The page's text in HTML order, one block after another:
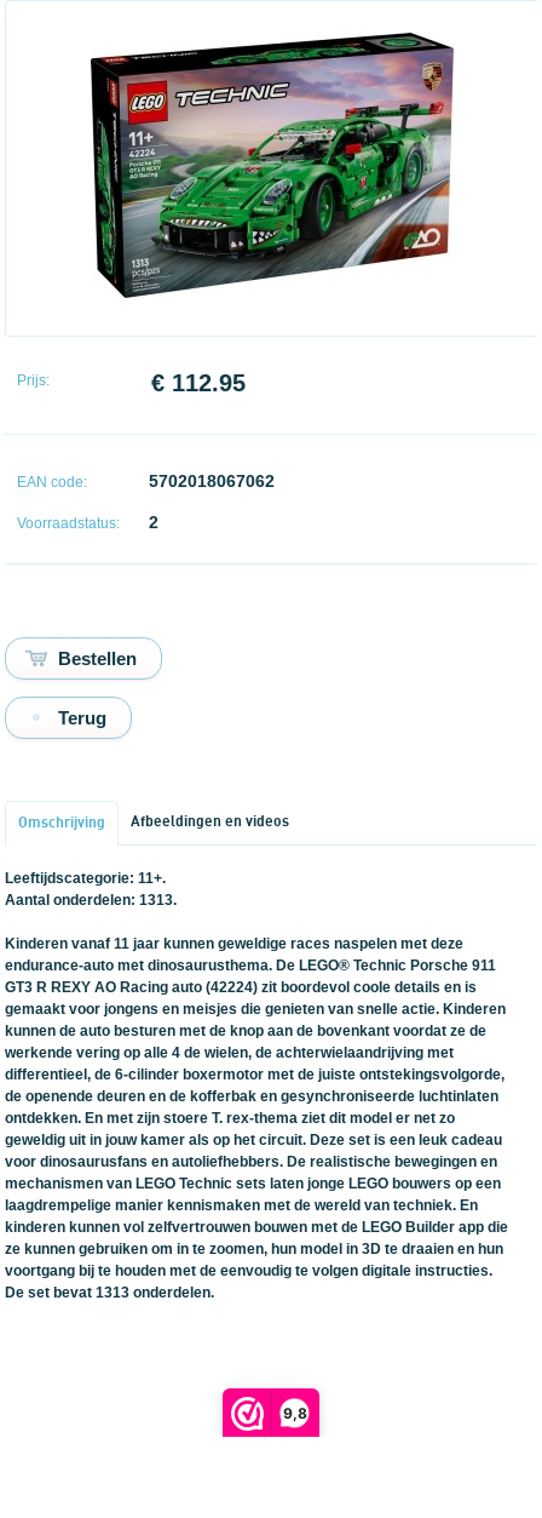
9,8
Prijs: € 112.95
EAN code: 5702018067062
Voorraadstatus: 2
Terug
Omschrijving Afbeeldingen en videos
Leeftijdscategorie: 11+.
Aantal onderdelen: 1313.
Kinderen vanaf 11 jaar kunnen geweldige races naspelen met deze
endurance-auto met dinosaurusthema. De LEGO® Technic Porsche 911
GT3 R REXY AO Racing auto (42224) zit boordevol coole details en is
gemaakt voor jongens en meisjes die genieten van snelle actie. Kinderen
kunnen de auto besturen met de knop aan de bovenkant voordat ze de
werkende vering op alle 4 de wielen, de achterwielaandrijving met
differentieel, de 6-cilinder boxermotor met de juiste ontstekingsvolgorde,
de openende deuren en de kofferbak en gesynchroniseerde luchtinlaten
ontdekken. En met zijn stoere T. rex-thema ziet dit model er net zo
geweldig uit in jouw kamer als op het circuit. Deze set is een leuk cadeau
voor dinosaurusfans en autoliefhebbers. De realistische bewegingen en
mechanismen van LEGO Technic sets laten jonge LEGO bouwers op een
laagdrempelige manier kennismaken met de wereld van techniek. En
kinderen kunnen vol zelfvertrouwen bouwen met de LEGO Builder app die
ze kunnen gebruiken om in te zoomen, hun model in 3D te draaien en hun
voortgang bij te houden met de eenvoudig te volgen digitale instructies.
De set bevat 1313 onderdelen.